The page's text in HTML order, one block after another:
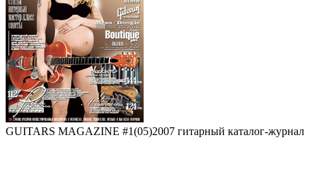
GUITARS MAGAZINE #1(05)2007 гитарный каталог-журнал